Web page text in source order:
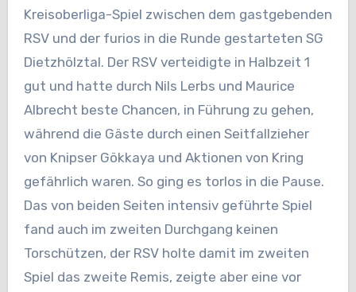
Kreisoberliga-Spiel zwischen dem gastgebenden
RSV und der furios in die Runde gestarteten SG
Dietzhölztal. Der RSV verteidigte in Halbzeit 1
gut und hatte durch Nils Lerbs und Maurice
Albrecht beste Chancen, in Führung zu gehen,
während die Gäste durch einen Seitfallzieher
von Knipser Gökkaya und Aktionen von Kring
gefährlich waren. So ging es torlos in die Pause.
Das von beiden Seiten intensiv geführte Spiel
fand auch im zweiten Durchgang keinen
Torschützen, der RSV holte damit im zweiten
Spiel das zweite Remis, zeigte aber eine vor